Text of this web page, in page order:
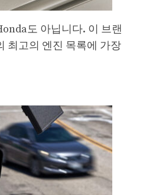
도 아닙니다. 이 브랜
최고의 엔진 목록에 가장